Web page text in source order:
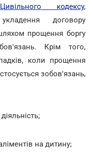
кодексу,
договору
прощення боргу
Крім того,
коли прощення
зобов'язань,
на дитину;